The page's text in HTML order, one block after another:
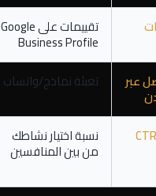
تقييمات على Google
Business Profile
عبر
تعبئة نماذج/واتساب
معدل النقر CTR
نسبة اختيار نشاطك
من بين المنافسين